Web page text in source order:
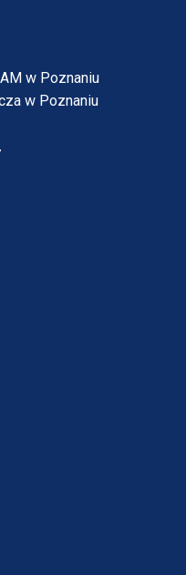
w Poznaniu
w Poznaniu